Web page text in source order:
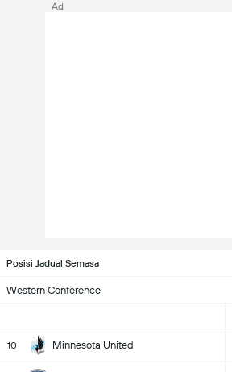
Posisi Jadual Semasa
Western Conference
10 Minnesota United
Ad